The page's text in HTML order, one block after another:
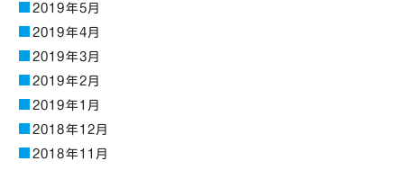
2019年5月
2019年4月
2019年3月
2019年2月
2019年1月
2018年12月
2018年11月